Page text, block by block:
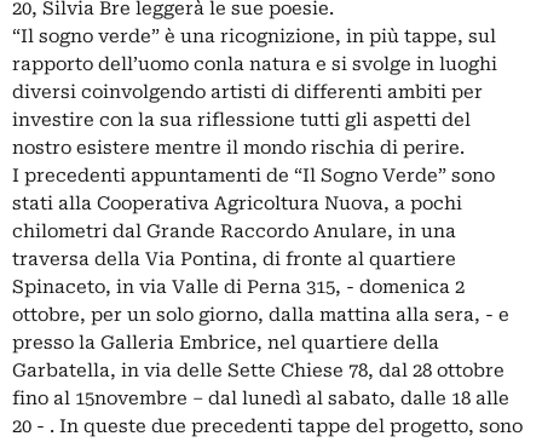
20, Silvia Bre leggerà le sue poesie.
“Il sogno verde” è una ricognizione, in più tappe, sul
rapporto dell’uomo conla natura e si svolge in luoghi
diversi coinvolgendo artisti di differenti ambiti per
investire con la sua riflessione tutti gli aspetti del
nostro esistere mentre il mondo rischia di perire.
I precedenti appuntamenti de “Il Sogno Verde” sono
stati alla Cooperativa Agricoltura Nuova, a pochi
chilometri dal Grande Raccordo Anulare, in una
traversa della Via Pontina, di fronte al quartiere
Spinaceto, in via Valle di Perna 315, - domenica 2
ottobre, per un solo giorno, dalla mattina alla sera, - e
presso la Galleria Embrice, nel quartiere della
Garbatella, in via delle Sette Chiese 78, dal 28 ottobre
fino al 15novembre – dal lunedì al sabato, dalle 18 alle
20 - . In queste due precedenti tappe del progetto, sono